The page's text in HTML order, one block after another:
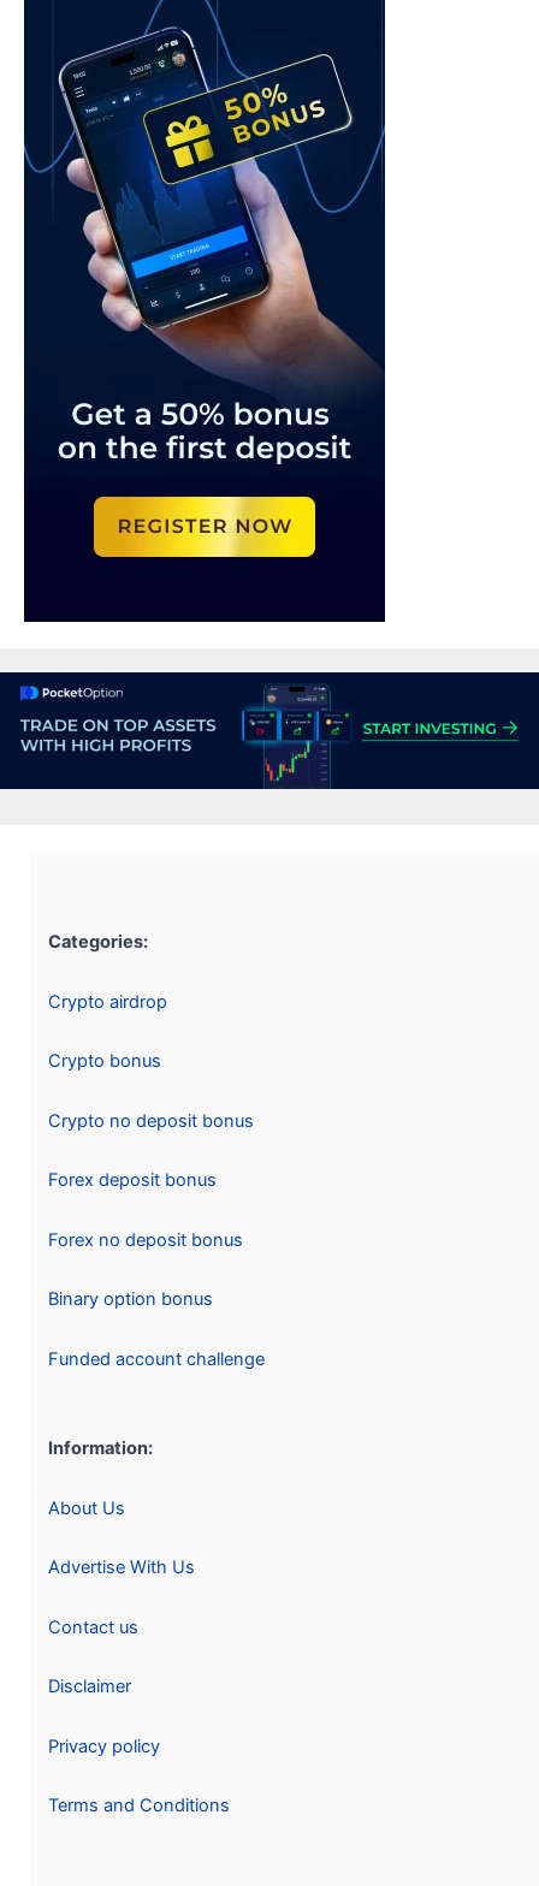
Categories:
Crypto airdrop
Crypto bonus
Crypto no deposit bonus
Forex deposit bonus
Forex no deposit bonus
Binary option bonus
Funded account challenge
Information:
About Us
Advertise With Us
Contact us
Disclaimer
Privacy policy
Terms and Conditions